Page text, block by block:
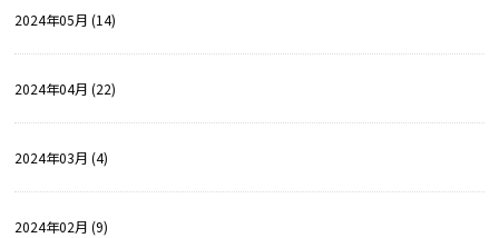
2024年05月 (14)
2024年04月 (22)
2024年03月 (4)
2024年02月 (9)